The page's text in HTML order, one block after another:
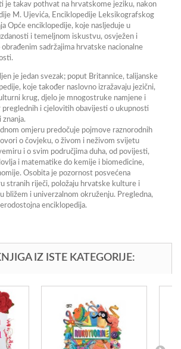
je takav pothvat na hrvatskome jeziku, nakon
M. Ujevića, Enciklopedije Leksikografskog
Opće enciklopedije, koje nasljeduje u
i temeljnom iskustvu, osvježen i
sadržajima hrvatske nacionalne
je jedan svezak; poput Britannice, talijanske
koje također naslovno izražavaju jezični,
krug, djelo je mnogostruke namjene i
preglednih i cjelovitih obavijesti o ukupnosti
znanja.
omjeru predočuje pojmove raznorodnih
o čovjeku, o živom i neživom svijetu
i o svim područjima duha, od povijesti,
i matematike do kemije i biomedicine,
Osobita je pozornost posvećena
stranih riječi, položaju hrvatske kulture i
bližem i univerzalnom okruženju. Pregledna,
enciklopedija.
IZ ISTE KATEGORIJE: